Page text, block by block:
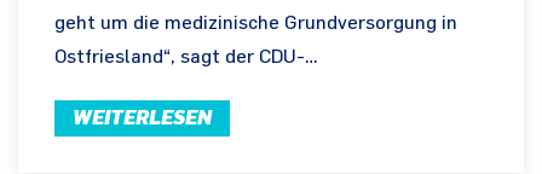
geht um die medizinische Grundversorgung in
Ostfriesland“, sagt der CDU-…
WEITERLESEN